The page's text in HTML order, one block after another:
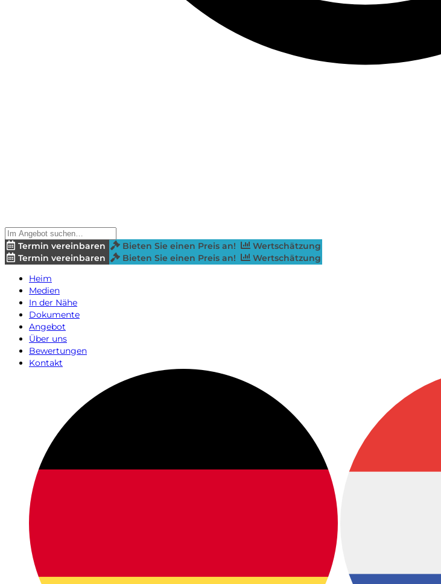
Termin vereinbaren Bieten Sie einen Preis an!
Wertschätzung
Termin vereinbaren
Bieten Sie einen Preis an!
Wertschätzung
Heim
Medien
In der Nähe
Dokumente
Angebot
Über uns
Bewertungen
Kontakt